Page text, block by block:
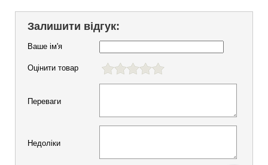
Залишити відгук:
Ваше ім'я
Оцінити товар
Переваги
Недоліки